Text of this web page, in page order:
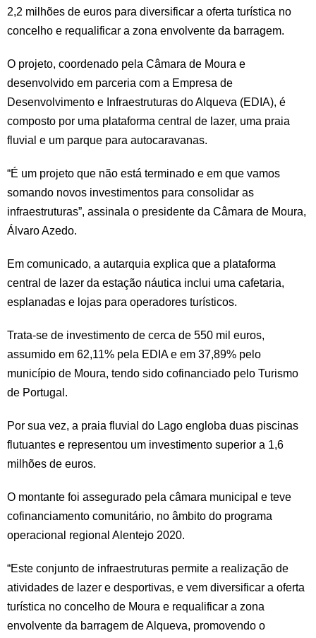
2,2 milhões de euros para diversificar a oferta turística no
concelho e requalificar a zona envolvente da barragem.
O projeto, coordenado pela Câmara de Moura e
desenvolvido em parceria com a Empresa de
Desenvolvimento e Infraestruturas do Alqueva (EDIA), é
composto por uma plataforma central de lazer, uma praia
fluvial e um parque para autocaravanas.
“É um projeto que não está terminado e em que vamos
somando novos investimentos para consolidar as
infraestruturas”, assinala o presidente da Câmara de Moura,
Álvaro Azedo.
Em comunicado, a autarquia explica que a plataforma
central de lazer da estação náutica inclui uma cafetaria,
esplanadas e lojas para operadores turísticos.
Trata-se de investimento de cerca de 550 mil euros,
assumido em 62,11% pela EDIA e em 37,89% pelo
município de Moura, tendo sido cofinanciado pelo Turismo
de Portugal.
Por sua vez, a praia fluvial do Lago engloba duas piscinas
flutuantes e representou um investimento superior a 1,6
milhões de euros.
O montante foi assegurado pela câmara municipal e teve
cofinanciamento comunitário, no âmbito do programa
operacional regional Alentejo 2020.
“Este conjunto de infraestruturas permite a realização de
atividades de lazer e desportivas, e vem diversificar a oferta
turística no concelho de Moura e requalificar a zona
envolvente da barragem de Alqueva, promovendo o